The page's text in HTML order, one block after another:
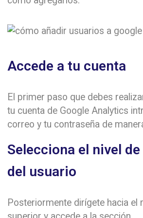
Accede a tu cuenta
El primer paso que debes
tu cuenta de Google Analytics
correo y tu contraseña de
Selecciona el nivel
del usuario
Posteriormente dirígete hacia el